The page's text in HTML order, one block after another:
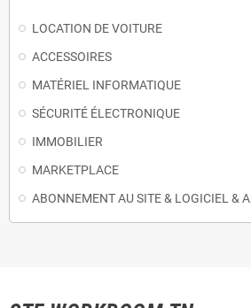
LOCATION DE VOITURE
ACCESSOIRES
MATÉRIEL INFORMATIQUE
SÉCURITÉ ÉLECTRONIQUE
IMMOBILIER
MARKETPLACE
ABONNEMENT AU SITE & LOGICIEL &